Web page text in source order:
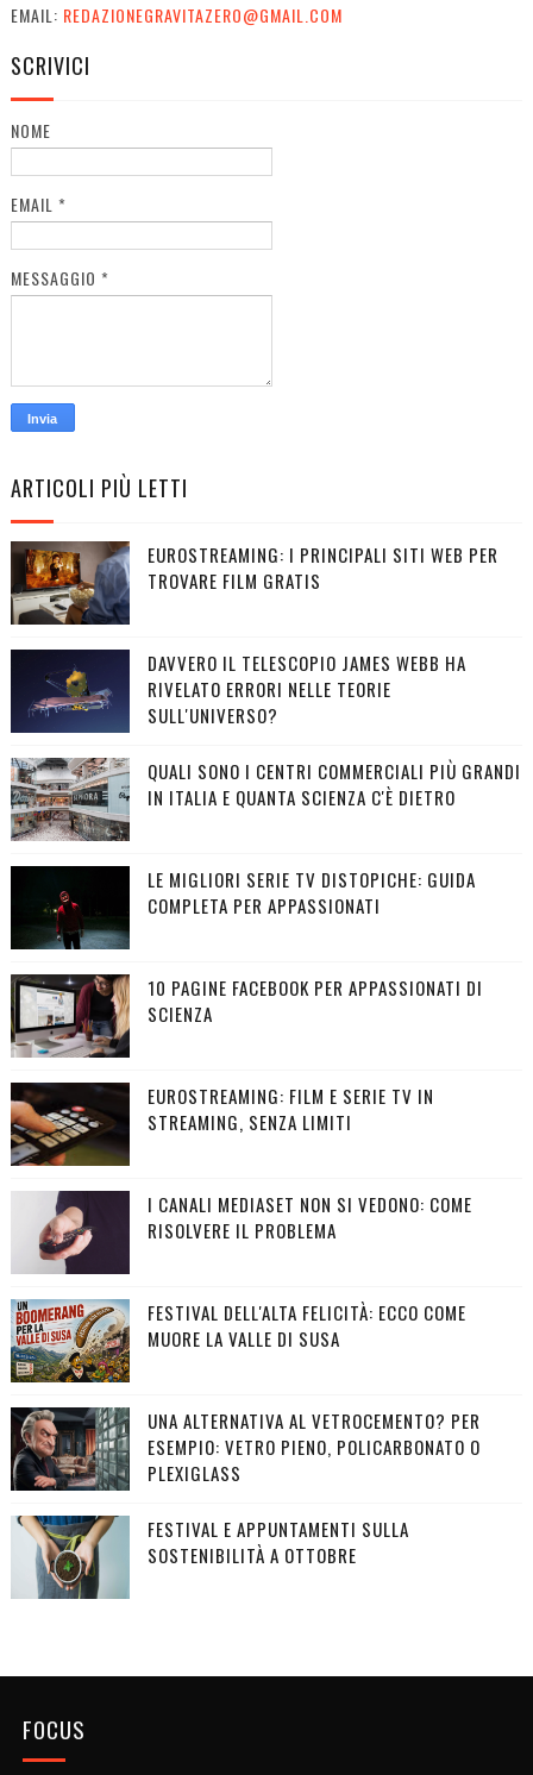
EMAIL: REDAZIONEGRAVITAZERO@GMAIL.COM
SCRIVICI
NOME
EMAIL *
MESSAGGIO *
ARTICOLI PIÙ LETTI
EUROSTREAMING: I PRINCIPALI SITI WEB PER
TROVARE FILM GRATIS
DAVVERO IL TELESCOPIO JAMES WEBB HA
RIVELATO ERRORI NELLE TEORIE
SULL'UNIVERSO?
QUALI SONO I CENTRI COMMERCIALI PIÙ GRANDI
IN ITALIA E QUANTA SCIENZA C'È DIETRO
LE MIGLIORI SERIE TV DISTOPICHE: GUIDA
COMPLETA PER APPASSIONATI
10 PAGINE FACEBOOK PER APPASSIONATI DI
SCIENZA
EUROSTREAMING: FILM E SERIE TV IN
STREAMING, SENZA LIMITI
I CANALI MEDIASET NON SI VEDONO: COME
RISOLVERE IL PROBLEMA
FESTIVAL DELL'ALTA FELICITÀ: ECCO COME
MUORE LA VALLE DI SUSA
UNA ALTERNATIVA AL VETROCEMENTO? PER
ESEMPIO: VETRO PIENO, POLICARBONATO O
PLEXIGLASS
FESTIVAL E APPUNTAMENTI SULLA
SOSTENIBILITÀ A OTTOBRE
FOCUS